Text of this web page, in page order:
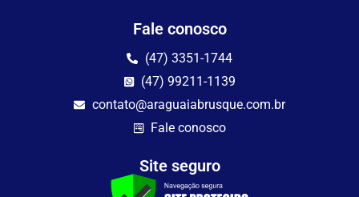
Fale conosco
(47) 3351-1744
(47) 99211-1139
contato@araguaiabrusque.com.br
Fale conosco
Site seguro